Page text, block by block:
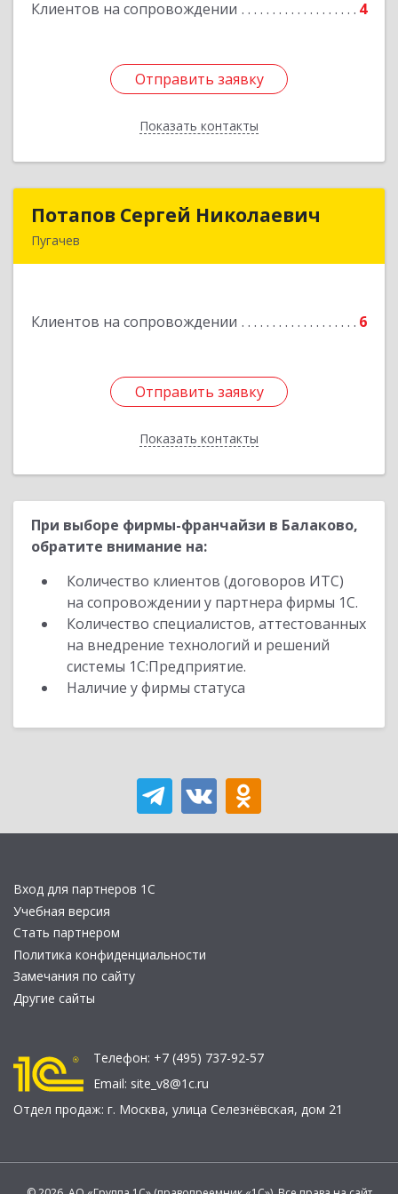
Клиентов на сопровождении 4
Отправить заявку
Показать контакты
Подробнее
Отправить заявку
Назад
Потапов Сергей Николаевич
Пугачев
Клиентов на сопровождении 6
Отправить заявку
Показать контакты
Потапов Сергей Николаевич
Отправить заявку
Назад
При выборе фирмы-франчайзи в Балаково,
обратите внимание на:
Количество клиентов (договоров ИТС)
на сопровождении у партнера фирмы 1С.
Количество специалистов, аттестованных
на внедрение технологий и решений
системы 1С:Предприятие.
Наличие у фирмы статуса
Вход для партнеров 1С
Учебная версия
Стать партнером
Политика конфиденциальности
Замечания по сайту
Другие сайты
Телефон: +7 (495) 737-92-57
Email: site_v8@1c.ru
Отдел продаж: г. Москва, улица Селезнёвская, дом 21